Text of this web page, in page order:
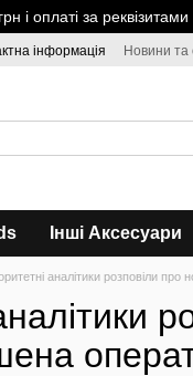
грн і оплаті за
інформація Новини та
Інші Аксесуари
аналітики розповіли